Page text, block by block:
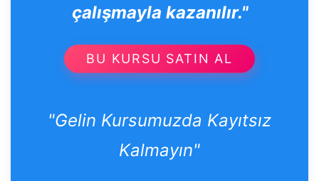
çalışmayla kazanılır."
BU KURSU SATIN AL
"Gelin Kursumuzda Kayıtsız
Kalmayın"